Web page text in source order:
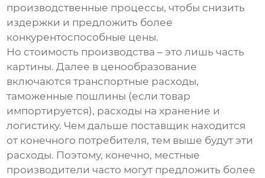
производственные процессы, чтобы снизить
издержки и предложить более
конкурентоспособные цены.
Но стоимость производства – это лишь часть
картины. Далее в ценообразование
включаются транспортные расходы,
таможенные пошлины (если товар
импортируется), расходы на хранение и
логистику. Чем дальше поставщик находится
от конечного потребителя, тем выше будут эти
расходы. Поэтому, конечно, местные
производители часто могут предложить более